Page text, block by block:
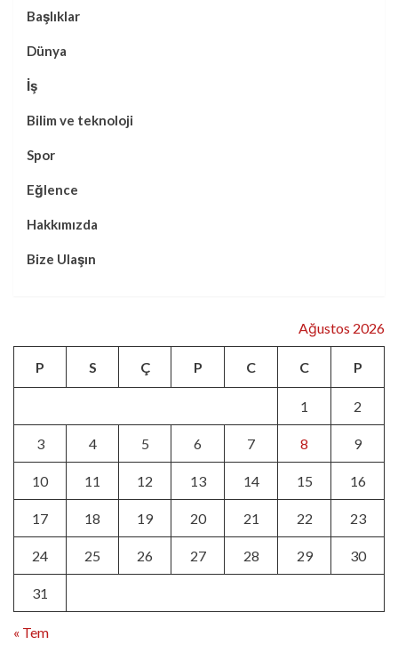
Başlıklar
Dünya
İş
Bilim ve teknoloji
Spor
Eğlence
Hakkımızda
Bize Ulaşın
Ağustos 2026
P S Ç P C C P
1 2
3 4 5 6 7 8 9
10 11 12 13 14 15 16
17 18 19 20 21 22 23
24 25 26 27 28 29 30
31
« Tem